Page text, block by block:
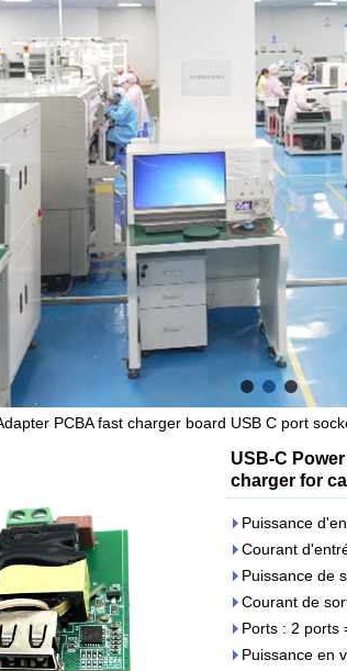
PCBA fast charger board USB C port
USB-C
charger for
Puissance
Courant
Puissance de
Courant de
Ports : 2 ports
Puissance en